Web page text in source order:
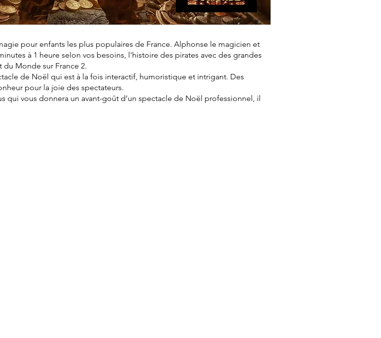
pour enfants les plus populaires de France. Alphonse le magicien et
à 1 heure selon vos besoins, l'histoire des pirates avec des grandes
du Monde sur France 2.
de Noël qui est à la fois interactif, humoristique et intrigant. Des
pour la joie des spectateurs.
qui vous donnera un avant-goût d’un spectacle de Noël professionnel, il